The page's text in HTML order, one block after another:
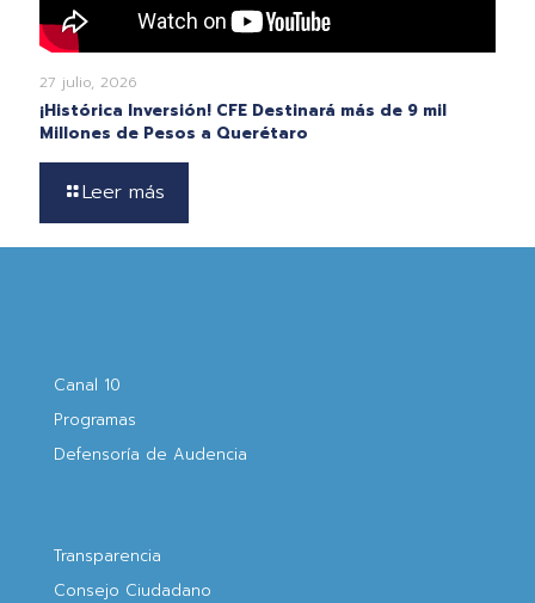
27 julio, 2026
¡Histórica Inversión! CFE Destinará más de 9 mil
Millones de Pesos a Querétaro
Leer más
Canal 10
Programas
Defensoría de Audencia
Transparencia
Consejo Ciudadano